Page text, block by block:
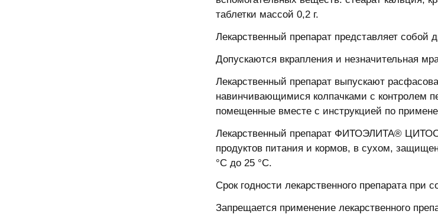
таблетки массой 0,2 г.
Лекарственный препарат представляет собой
Допускаются вкрапления и незначительная
Лекарственный препарат выпускают
навинчивающимися колпачками с контролем
помещенные вместе с инструкцией по
Лекарственный препарат ФИТОЭЛИТА®
продуктов питания и кормов, в сухом,
°С до 25 °С.
Срок годности лекарственного препарата
Запрещается применение лекарственного